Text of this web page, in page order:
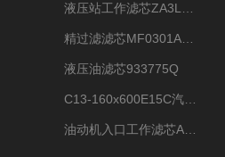
液压油滤芯933775Q